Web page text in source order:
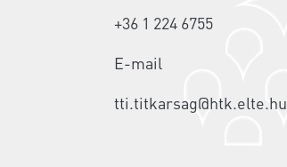
+36 1 224 6755
E-mail
tti.titkarsag@htk.elte.hu